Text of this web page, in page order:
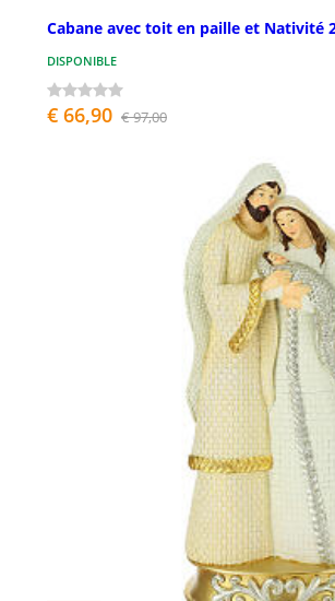
Cabane avec toit en paille et Nativité
DISPONIBLE
€ 66,90 € 97,00